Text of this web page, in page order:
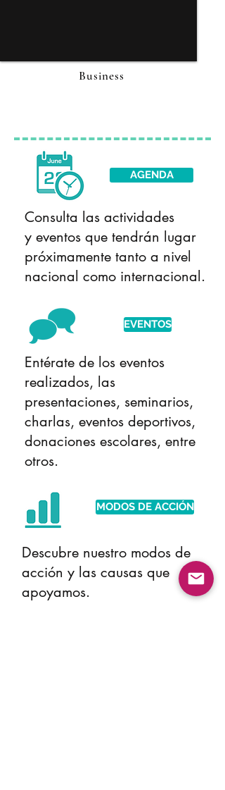
Business
AGENDA
Consulta las actividades
y eventos que tendrán lugar
próximamente tanto a nivel
nacional como internacional.
EVENTOS
Entérate de los eventos
realizados, las
presentaciones, seminarios,
charlas, eventos deportivos,
donaciones escolares, entre
otros.
MODOS DE ACCIÓN
Descubre nuestro modos de
acción y las causas que
apoyamos.